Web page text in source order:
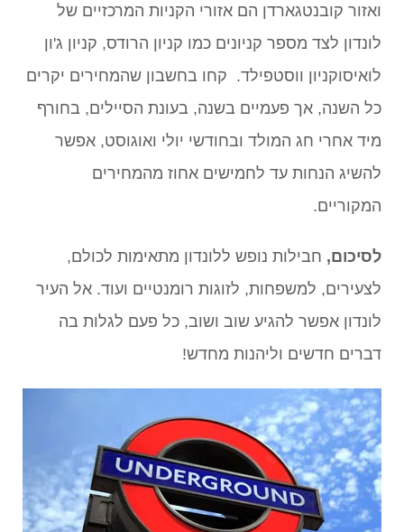
ואזור קובנטגארדן הם אזורי הקניות המרכזיים של
לונדון לצד מספר קניונים כמו קניון הרודס, קניון ג'ון
לואיסוקניון ווסטפילד. קחו בחשבון שהמחירים יקרים
כל השנה, אך פעמיים בשנה, בעונת הסיילים, בחורף
מיד אחרי חג המולד ובחודשי יולי ואוגוסט, אפשר
להשיג הנחות עד לחמישים אחוז מהמחירים
המקוריים.
לסיכום, חבילות נופש ללונדון מתאימות לכולם,
לצעירים, למשפחות, לזוגות רומנטיים ועוד. אל העיר
לונדון אפשר להגיע שוב ושוב, כל פעם לגלות בה
דברים חדשים וליהנות מחדש!